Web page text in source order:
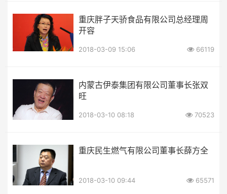
重庆胖子天骄食品有限公司总经理周
开容
2018-03-09 15:06 66119
内蒙古伊泰集团有限公司董事长张双
旺
2018-03-10 08:18 70523
重庆民生燃气有限公司董事长薛方全
2018-03-10 09:44 65571